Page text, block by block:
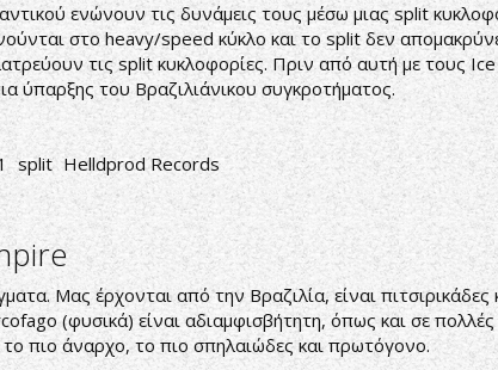
ενώνουν τις δυνάμεις τους μέσω μιας split
στο heavy/speed κύκλο και το split δεν
τις split κυκλοφορίες. Πριν από αυτή με τους
ύπαρξης του Βραζιλιάνικου συγκροτήματος.
split Helldprod Records
Μας έρχονται από την Βραζιλία, είναι
(φυσικά) είναι αδιαμφισβήτητη, όπως και σε
το πιο άναρχο, το πιο σπηλαιώδες και πρωτόγονο.